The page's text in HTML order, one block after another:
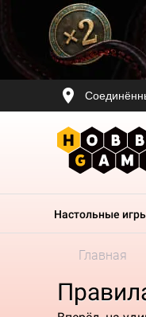
Настольные
Главная